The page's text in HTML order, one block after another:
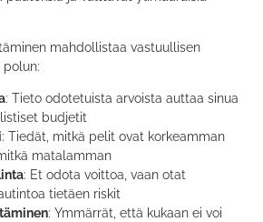
mahdollistaa vastuullisen
polun:
: Tieto odotetuista arvoista auttaa sinua
budjetit
: Tiedät, mitkä pelit ovat korkeamman
matalamman
: Et odota voittoa, vaan otat
tietäen riskit
: Ymmärrät, että kukaan ei voi